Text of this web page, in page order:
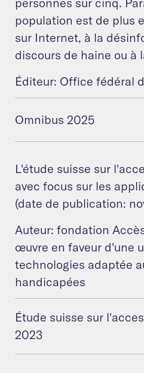
population est de plus
sur Internet, à la
discours de haine ou à
Éditeur: Office fédéral
Omnibus 2025
L'étude suisse sur
avec focus sur les
(date de publication:
Auteur: fondation
œuvre en faveur d'une
technologies adaptée
handicapées
Étude suisse sur
2023